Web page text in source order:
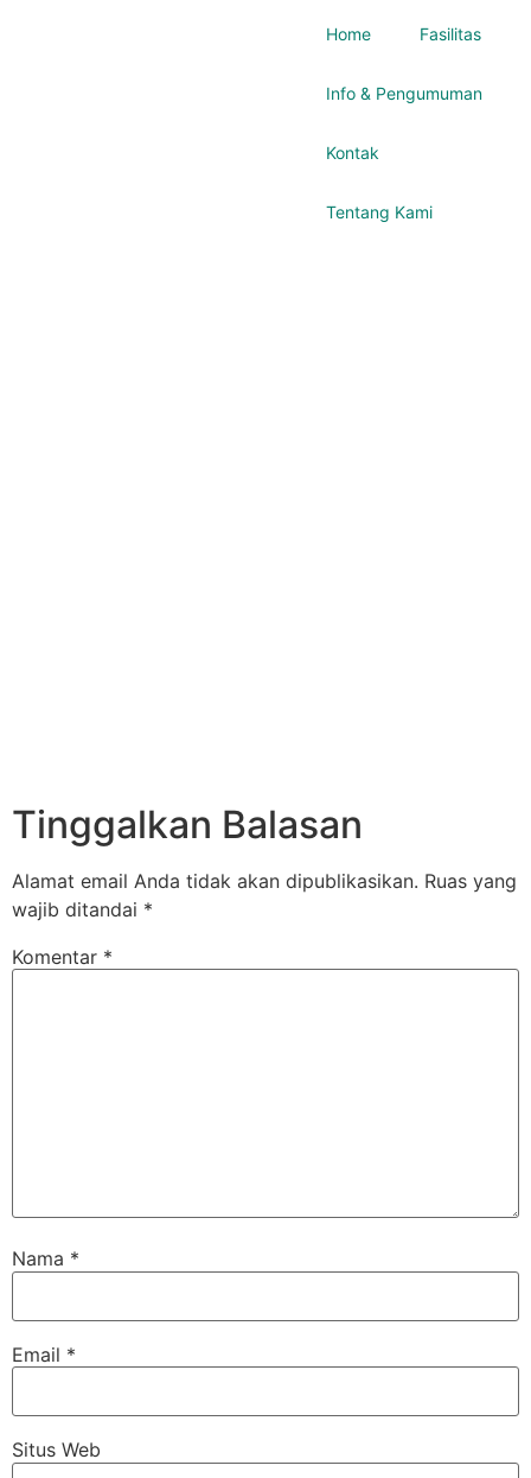
Home Fasilitas
Info & Pengumuman
Kontak
Tentang Kami
Tinggalkan Balasan
Alamat email Anda tidak akan dipublikasikan. Ruas yang
wajib ditandai *
Komentar *
Nama *
Email *
Situs Web